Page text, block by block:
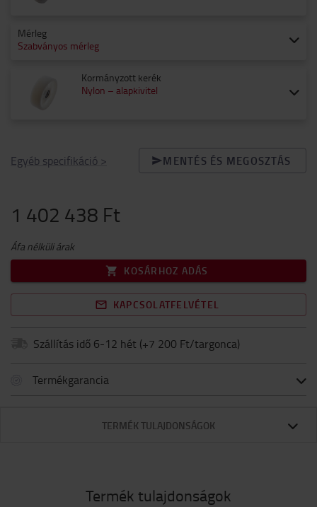
Mérleg
Szabványos mérleg
Kormányzott kerék
Nylon – alapkivitel
Egyéb specifikáció > MENTÉS ÉS MEGOSZTÁS
1 402 438 Ft
Áfa nélküli árak
KOSÁRHOZ ADÁS
KAPCSOLATFELVÉTEL
Szállítás idő 6-12 hét (+7 200 Ft/targonca)
Termékgarancia
TERMÉK TULAJDONSÁGOK
Termék tulajdonságok